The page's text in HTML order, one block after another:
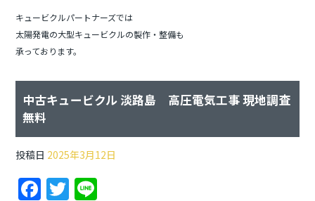
キュービクルパートナーズでは
太陽発電の大型キュービクルの製作・整備も
承っております。
中古キュービクル 淡路島 高圧電気工事 現地調査
無料
投稿日 2025年3月12日
F T